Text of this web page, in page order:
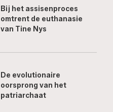
Bij het assisenproces
omtrent de euthanasie
van Tine Nys
De evolutionaire
oorsprong van het
patriarchaat